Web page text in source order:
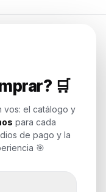
🛒
vos: el catálogo y
para cada
de pago y la
🎯
para